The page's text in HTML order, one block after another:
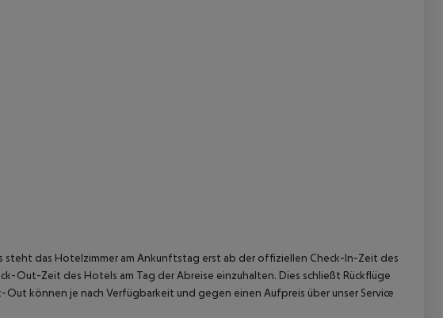
das Hotelzimmer am Ankunftstag erst ab der offiziellen Check-In-Zeit des
Out-Zeit des Hotels am Tag der Abreise einzuhalten. Dies schließt Rückflüge
können je nach Verfügbarkeit und gegen einen Aufpreis über unser Service